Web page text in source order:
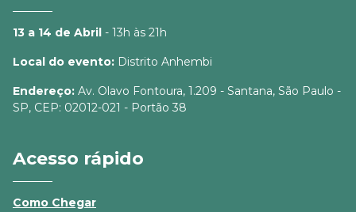
13 a 14 de Abril - 13h às 21h
Local do evento: Distrito Anhembi
Endereço: Av. Olavo Fontoura, 1.209 - Santana, São Paulo -
SP, CEP: 02012-021 - Portão 38
Acesso rápido
Como Chegar